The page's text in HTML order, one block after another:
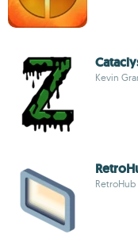
Kevin
RetroHub